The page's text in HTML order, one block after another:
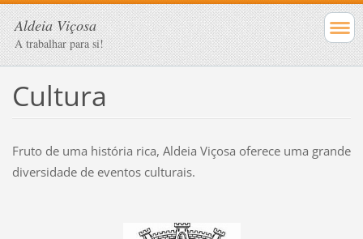
Aldeia Viçosa
A trabalhar para si!
Cultura
Fruto de uma história rica, Aldeia Viçosa oferece uma grande
diversidade de eventos culturais.